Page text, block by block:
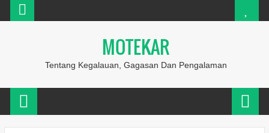
MOTEKAR
Tentang Kegalauan, Gagasan Dan Pengalaman